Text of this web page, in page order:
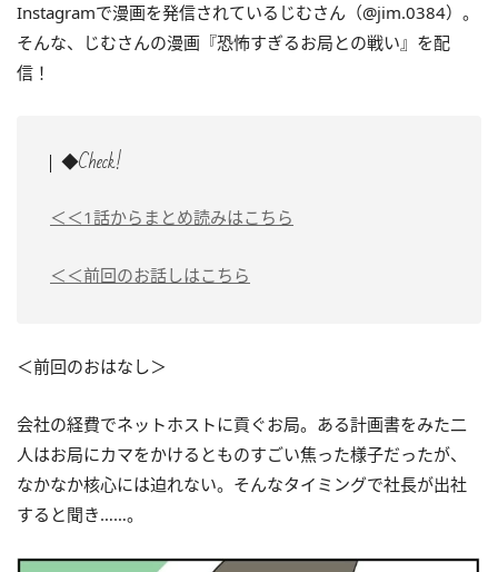
Instagramで漫画を発信されているじむさん（@jim.0384）。
そんな、じむさんの漫画『恐怖すぎるお局との戦い』を配
信！
◆Check!
＜＜1話からまとめ読みはこちら
＜＜前回のお話しはこちら
＜前回のおはなし＞
会社の経費でネットホストに貢ぐお局。ある計画書をみた二
人はお局にカマをかけるとものすごい焦った様子だったが、
なかなか核心には迫れない。そんなタイミングで社長が出社
すると聞き……。